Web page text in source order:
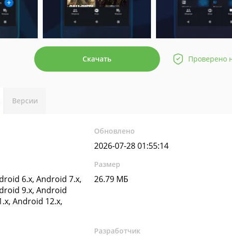
Скачать Проверено
Версии
Обновлено
2026-07-28 01:55:14
6.x, Android 7.x,
9.x, Android
Android 12.x,
Размер
26.79 МБ
Разработчик